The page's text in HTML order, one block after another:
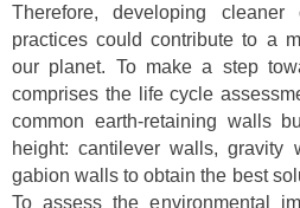
Therefore, developing cleaner
practices could contribute to a
our planet. To make a step
comprises the life cycle
common earth-retaining walls
height: cantilever walls, gravity
gabion walls to obtain the best
To assess the environmental